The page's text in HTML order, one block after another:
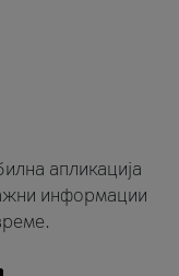
апликација
информации